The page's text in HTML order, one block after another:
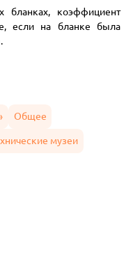
бланках, коэффициент
если на бланке была
Общее
музеи